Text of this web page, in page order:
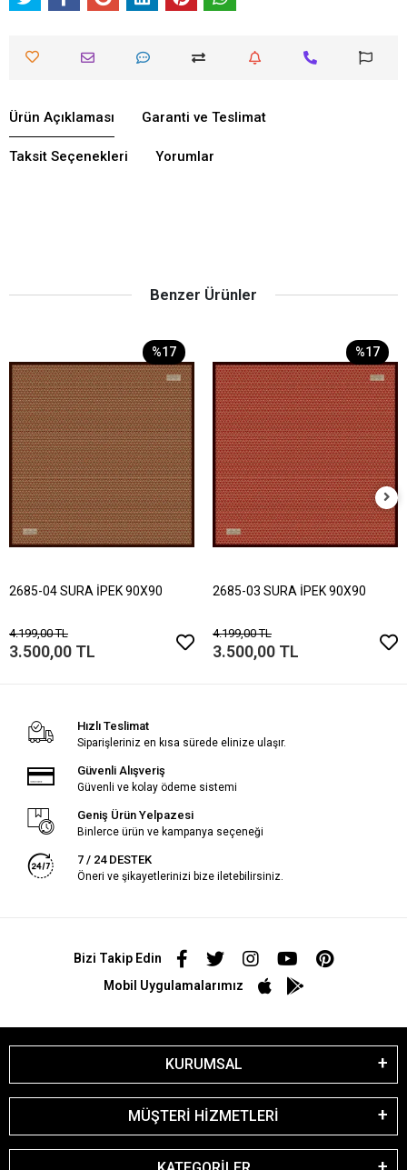
Ürün Açıklaması Garanti ve Teslimat
Taksit Seçenekleri Yorumlar
Benzer Ürünler
%17
2685-04 SURA İPEK 90X90
4.199,00 TL
3.500,00 TL
%17
2685-03 SURA İPEK 90X90
4.199,00 TL
3.500,00 TL
Hızlı Teslimat
Siparişleriniz en kısa sürede elinize ulaşır.
Güvenli Alışveriş
Güvenli ve kolay ödeme sistemi
Geniş Ürün Yelpazesi
Binlerce ürün ve kampanya seçeneği
7 / 24 DESTEK
Öneri ve şikayetlerinizi bize iletebilirsiniz.
Bizi Takip Edin
Mobil Uygulamalarımız
KURUMSAL
MÜŞTERİ HİZMETLERİ